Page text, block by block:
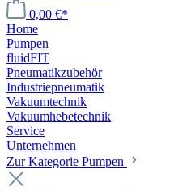
0,00 €*
Home
Pumpen
fluidFIT
Pneumatikzubehör
Industriepneumatik
Vakuumtechnik
Vakuumhebetechnik
Service
Unternehmen
Zur Kategorie Pumpen